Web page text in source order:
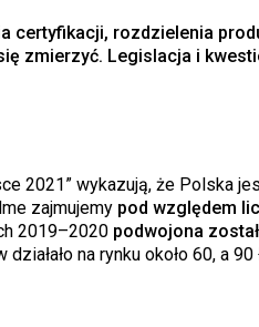
certyfikacji, rozdzielenia
zmierzyć. Legislacja i
2021” wykazują, że Polska
zajmujemypod względem
2019–2020podwojona
na rynku około 60, a